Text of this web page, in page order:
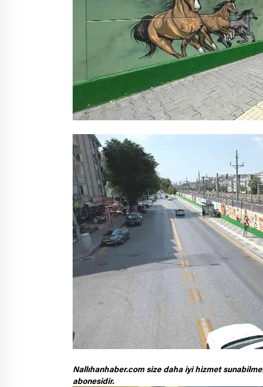
Nallıhanhaber.com size daha iyi hizmet
abonesidir.